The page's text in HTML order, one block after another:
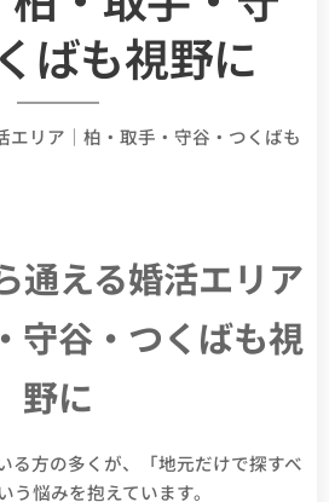
ばも視野に
エリア｜柏・取手・守谷・つくばも
通える婚活エリア
守谷・つくばも視
野に
る方の多くが、「地元だけで探すべ
う悩みを抱えています。